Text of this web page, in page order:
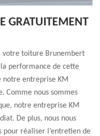
GRATUITEMENT
votre toiture Brunembert
performance de cette
notre entreprise KM
Comme nous sommes
notre entreprise KM
De plus, nous nous
pour réaliser l’entretien de